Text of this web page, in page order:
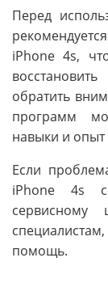
Перед
iPhone 4s,
обратить
программ
навыки и опыт
Если
iPhone 4s
помощь.